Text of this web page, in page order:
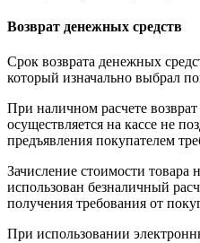
Возврат денежных средств
Срок возврата денежных
который изначально выбрал
При наличном расчете
осуществляется на кассе не
предъявления покупателем
Зачисление стоимости товара
использован безналичный
получения требования от
При использовании